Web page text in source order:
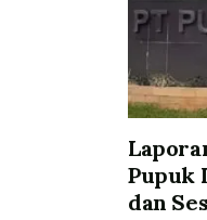
Pupuk
dan